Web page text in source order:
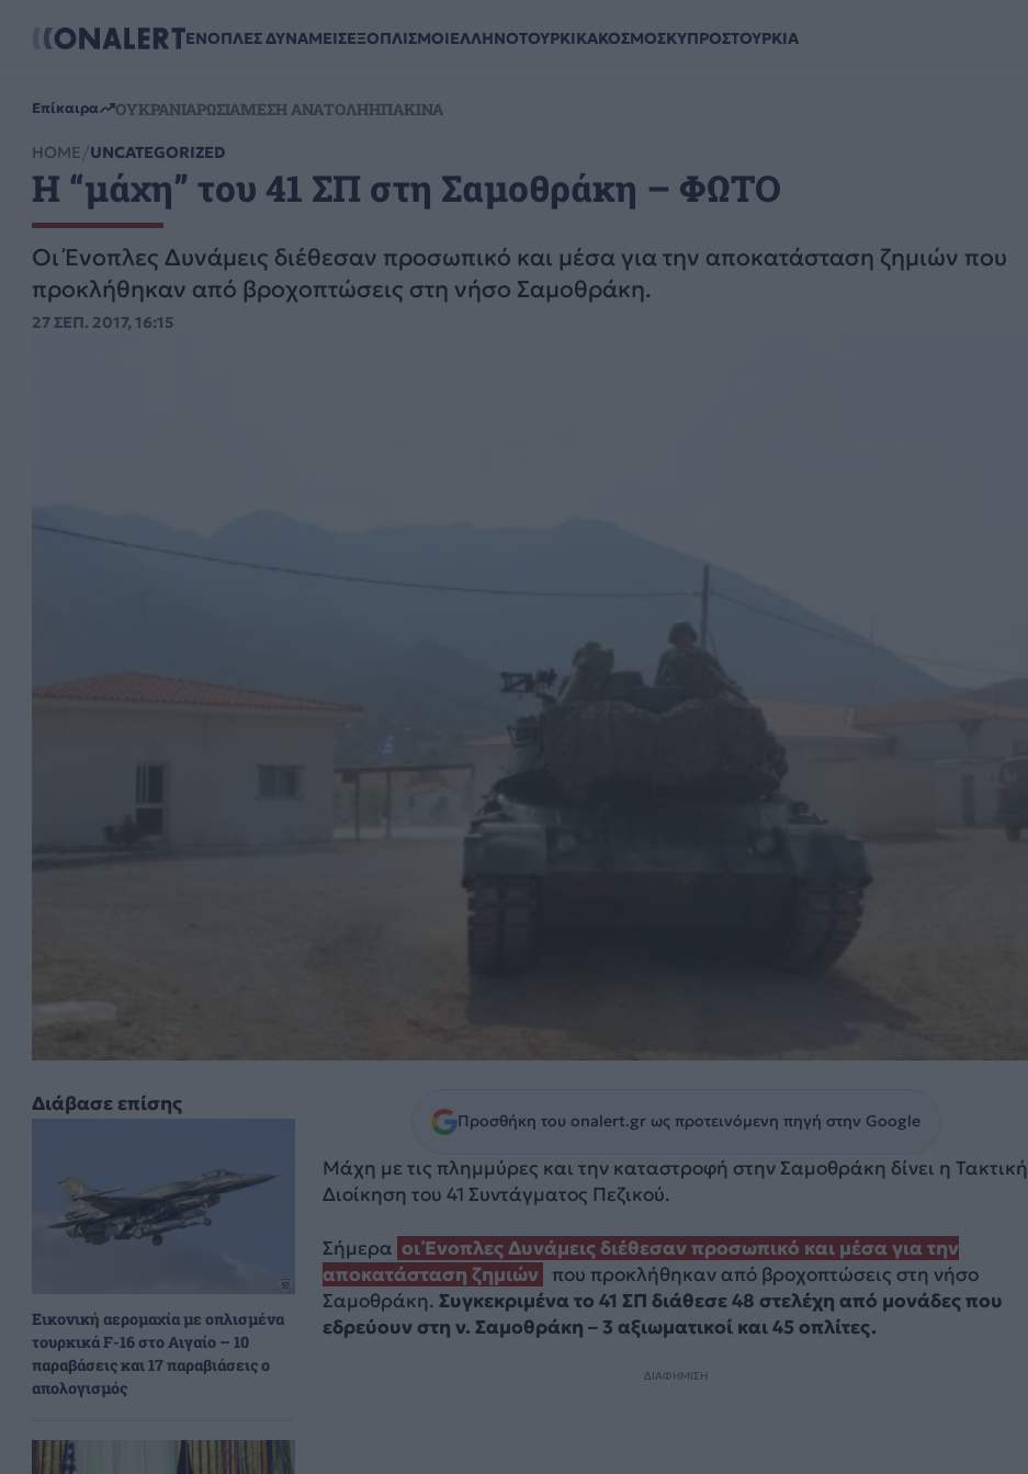
ΕΝΟΠΛΕΣ ΔΥΝΑΜΕΙΣΕΞΟΠΛΙΣΜΟΙΕΛΛΗΝΟΤΟΥΡΚΙΚΑΚΟΣΜΟΣΚΥΠΡΟΣΤΟΥΡΚΙΑ
Επίκαιρα ΟΥΚΡΑΝΙΑΡΩΣΙΑΜΕΣΗ ΑΝΑΤΟΛΗΗΠΑΚΙΝΑ
HOME UNCATEGORIZED
Η “μάχη” του 41 ΣΠ στη Σαμοθράκη – ΦΩΤΟ
Οι Ένοπλες Δυνάμεις διέθεσαν προσωπικό και μέσα για την αποκατάσταση ζημιών που
προκλήθηκαν από βροχοπτώσεις στη νήσο Σαμοθράκη.
27 ΣΕΠ. 2017, 16:15
Διάβασε επίσης
Εικονική αερομαχία με οπλισμένα
τουρκικά F-16 στο Αιγαίο – 10
παραβάσεις και 17 παραβιάσεις ο
απολογισμός
Προσθήκη του onalert.gr ως προτεινόμενη πηγή στην Google
Μάχη με τις πλημμύρες και την καταστροφή στην Σαμοθράκη δίνει η Τακτική
Διοίκηση του 41 Συντάγματος Πεζικού.
Σήμερα οι Ένοπλες Δυνάμεις διέθεσανπροσωπικό και μέσα για την
αποκατάσταση ζημιών που προκλήθηκαν από βροχοπτώσεις στη νήσο
Σαμοθράκη. Συγκεκριμένα το 41 ΣΠ διάθεσε 48 στελέχη από μονάδες που
εδρεύουν στη ν. Σαμοθράκη – 3 αξιωματικοί και 45 οπλίτες.
ΔΙΑΦΗΜΙΣΗ